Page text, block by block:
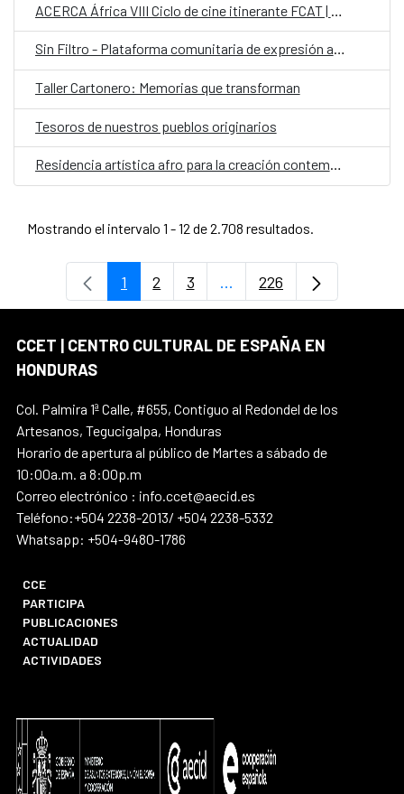
ACERCA África VIII Ciclo de cine itinerante FCAT | AECID
Sin Filtro - Plataforma comunitaria de expresión artística
Taller Cartonero: Memorias que transforman
Tesoros de nuestros pueblos originarios
Residencia artística afro para la creación contemporánea colaborativa con comunidades garífunas
Mostrando el intervalo 1 - 12 de 2.708 resultados.
Página
1 Página
2 Página
3 ...Páginas intermedias Use
Página
226
CCET | CENTRO CULTURAL DE ESPAÑA EN
HONDURAS
Col. Palmira 1ª Calle, #655, Contiguo al Redondel de los
Artesanos, Tegucigalpa, Honduras
Horario de apertura al público de Martes a sábado de
10:00a.m. a 8:00p.m
Correo electrónico : info.ccet@aecid.es
Teléfono:+504 2238-2013/ +504 2238-5332
Whatsapp: +504-9480-1786
CCE
PARTICIPA
PUBLICACIONES
ACTUALIDAD
ACTIVIDADES